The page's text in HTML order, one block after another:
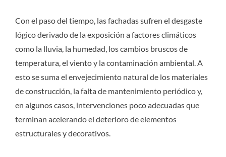
Con el paso del tiempo, las fachadas sufren el desgaste
lógico derivado de la exposición a factores climáticos
como la lluvia, la humedad, los cambios bruscos de
temperatura, el viento y la contaminación ambiental. A
esto se suma el envejecimiento natural de los materiales
de construcción, la falta de mantenimiento periódico y,
en algunos casos, intervenciones poco adecuadas que
terminan acelerando el deterioro de elementos
estructurales y decorativos.